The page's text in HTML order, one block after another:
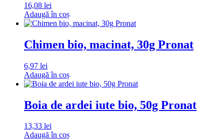
16,08 lei
Adaugă în coș
Chimen bio, macinat, 30g Pronat
6,97 lei
Adaugă în coș
Boia de ardei iute bio, 50g Pronat
13,33 lei
Adaugă în coș